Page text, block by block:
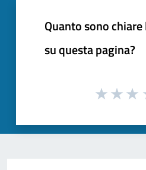
Quanto sono
su questa pagina?